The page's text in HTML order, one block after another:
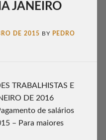
JANEIRO
DE 2015 BY PEDRO
TRABALHISTAS E
DE 2016
de salários
– Para maiores